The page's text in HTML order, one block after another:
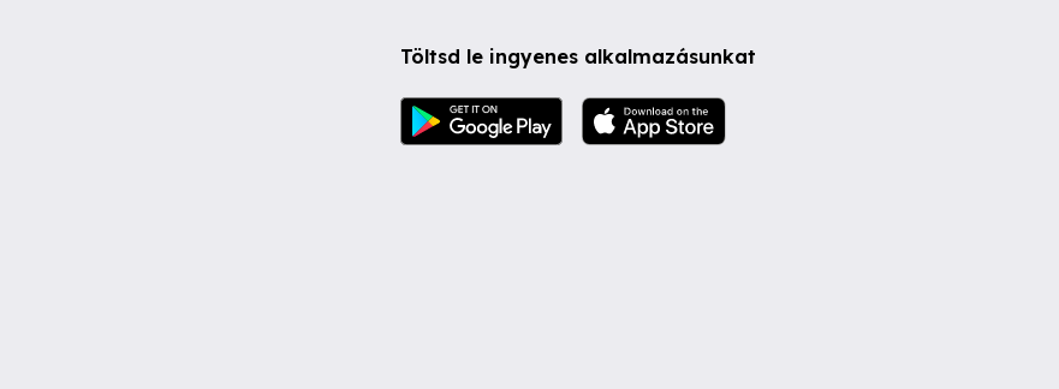
Töltsd le ingyenes alkalmazásunkat